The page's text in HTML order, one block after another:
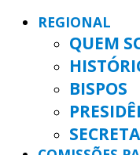
REGIONAL
QUEM
BISPOS